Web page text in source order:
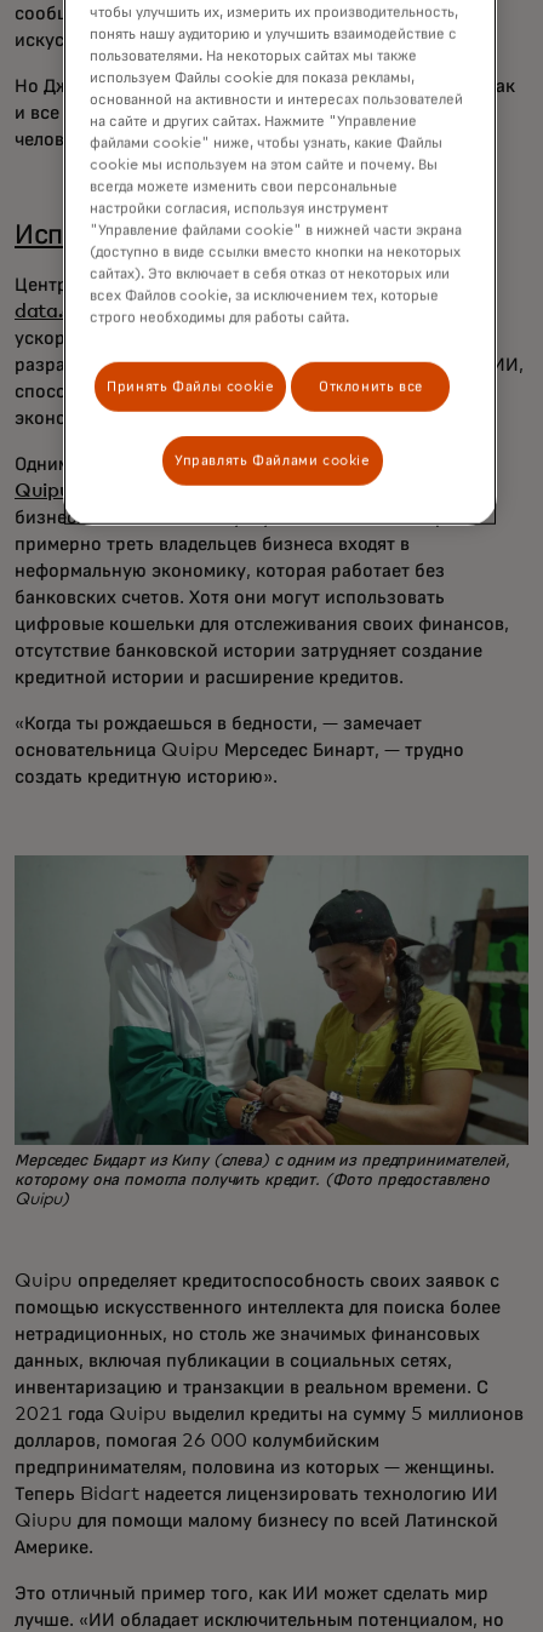
сообщает, что 78% владельцев бизнеса считают, что
искусственный интеллект помог им сэкономить время.
Но Джонс подчёркивает, что ИИ — это инструмент, и, как
и все инструменты, он не работает эффективно без
человеческого контроля.
Использование ИИ во благо
Центр инклюзивного роста Mastercard и
data.comКонкурс «Искусственный интеллект для
ускорения инклюзивности» призвал стартапы
разрабатывать и масштабировать решения на основе ИИ,
способствующие инклюзивности и расширению
экономических возможностей.
Одним из победителей сталаколумбийская компания
Quipu
, предоставляющая микрокредиты владельцам
бизнеса без банковских услуг. В Латинской Америке
примерно треть владельцев бизнеса входят в
неформальную экономику, которая работает без
банковских счетов. Хотя они могут использовать
цифровые кошельки для отслеживания своих финансов,
отсутствие банковской истории затрудняет создание
кредитной истории и расширение кредитов.
«Когда ты рождаешься в бедности, — замечает
основательница Quipu Мерседес Бинарт, — трудно
создать кредитную историю».
Мерседес Бидарт из Кипу (слева) с одним из предпринимателей,
которому она помогла получить кредит. (Фото предоставлено
Quipu)
Quipu определяет кредитоспособность своих заявок с
помощью искусственного интеллекта для поиска более
нетрадиционных, но столь же значимых финансовых
данных, включая публикации в социальных сетях,
инвентаризацию и транзакции в реальном времени. С
2021 года Quipu выделил кредиты на сумму 5 миллионов
долларов, помогая 26 000 колумбийским
предпринимателям, половина из которых — женщины.
Теперь Bidart надеется лицензировать технологию ИИ
Qiupu для помощи малому бизнесу по всей Латинской
Америке.
Это отличный пример того, как ИИ может сделать мир
лучше. «ИИ обладает исключительным потенциалом, но
чтобы улучшить их, измерить их производительность,
понять нашу аудиторию и улучшить взаимодействие с
пользователями. На некоторых сайтах мы также
используем Файлы cookie для показа рекламы,
основанной на активности и интересах пользователей
на сайте и других сайтах. Нажмите "Управление
файлами cookie" ниже, чтобы узнать, какие Файлы
cookie мы используем на этом сайте и почему. Вы
всегда можете изменить свои персональные
настройки согласия, используя инструмент
"Управление файлами cookie" в нижней части экрана
(доступно в виде ссылки вместо кнопки на некоторых
сайтах). Это включает в себя отказ от некоторых или
всех Файлов cookie, за исключением тех, которые
строго необходимы для работы сайта.
Принять Файлы cookie Отклонить все
Управлять Файлами cookie